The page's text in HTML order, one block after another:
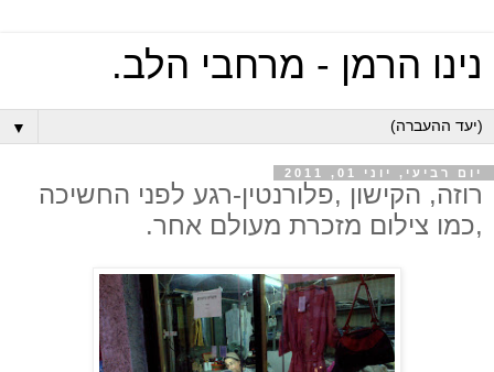
נינו הרמן - מרחבי הלב.
▼
יום רביעי, יוני 01, 2011
רוזה, הקישון ,פלורנטין-רגע לפני החשיכה
,כמו צילום מזכרת מעולם אחר.